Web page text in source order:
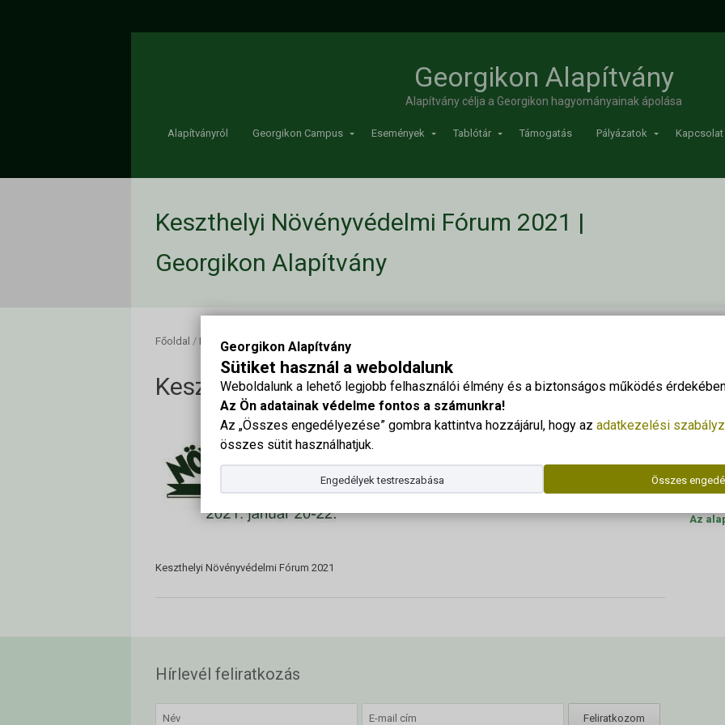
Georgikon Alapítvány
Sütiket használ a weboldalunk
Weboldalunk a lehető legjobb felhasználói élmény és a biztonságos működés
Az Ön adatainak védelme fontos a számunkra!
Az „Összes engedélyezése” gombra kattintva hozzájárul, hogy az adatkezelési
összes sütit használhatjuk.
Összes
Engedélyek testreszabása
Georgikon Alapítvány
Alapítvány célja a Georgikon hagyományainak ápolása
Alapítványról Georgikon Campus Események Tablótár Támogatás Pályázatok Kapcsolat
Keszthelyi Növényvédelmi Fórum 2021 |
Georgikon Alapítvány
Főoldal / Keszthelyi Növényvédelmi Fórum 2021
Keszthelyi Növényvédelmi Fórum 2021
Keszthelyi Növényvédelmi Fórum 2021
E-
Az
Hírlevél feliratkozás